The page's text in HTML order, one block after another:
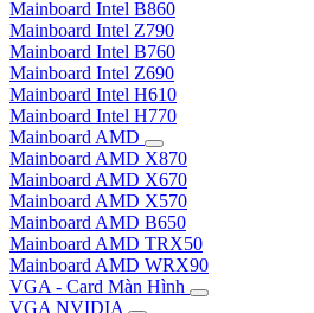
Mainboard Intel B860
Mainboard Intel Z790
Mainboard Intel B760
Mainboard Intel Z690
Mainboard Intel H610
Mainboard Intel H770
Mainboard AMD
Mainboard AMD X870
Mainboard AMD X670
Mainboard AMD X570
Mainboard AMD B650
Mainboard AMD TRX50
Mainboard AMD WRX90
VGA - Card Màn Hình
VGA NVIDIA